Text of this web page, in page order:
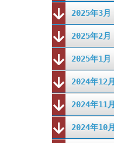
2025年3月
2025年2月
2025年1月
2024年12月
2024年11月
2024年10月